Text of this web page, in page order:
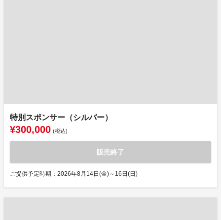
特別スポンサー（シルバー）
¥300,000 (税込)
販売終了
ご提供予定時期：2026年8月14日(金)～16日(日)